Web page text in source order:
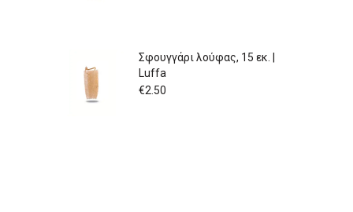
Σφουγγάρι λούφας, 15 εκ. |
Luffa
€2.50